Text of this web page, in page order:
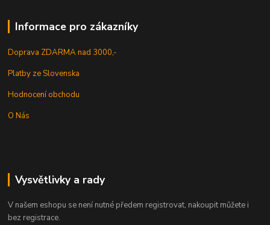
Informace pro zákazníky
Doprava ZDARMA nad 3000,-
Platby ze Slovenska
Hodnocení obchodu
O Nás
Vysvětlivky a rady
V našem eshopu se není nutné předem registrovat, nakoupit můžete i
bez registrace.